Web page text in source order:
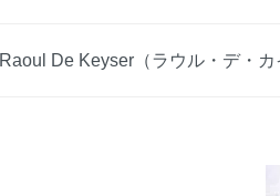
Raoul De Keyser（ラウル・デ・カ